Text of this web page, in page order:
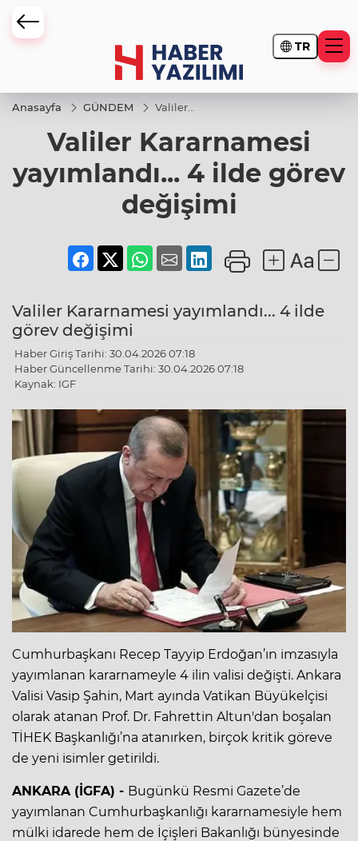
TR
Anasayfa GÜNDEM
Valiler
yayımlandı...
4 ilde görev
Valiler Kararnamesi
yayımlandı... 4 ilde görev
değişimi
Valiler Kararnamesi yayımlandı... 4 ilde
görev değişimi
Haber Giriş Tarihi: 30.04.2026 07:18
Haber Güncellenme Tarihi: 30.04.2026 07:18
Kaynak: IGF
Cumhurbaşkanı Recep Tayyip Erdoğan’ın imzasıyla
yayımlanan kararnameyle 4 ilin valisi değişti. Ankara
Valisi Vasip Şahin, Mart ayında Vatikan Büyükelçisi
olarak atanan Prof. Dr. Fahrettin Altun'dan boşalan
TİHEK Başkanlığı’na atanırken, birçok kritik göreve
de yeni isimler getirildi.
ANKARA (İGFA) - Bugünkü Resmi Gazete’de
yayımlanan Cumhurbaşkanlığı kararnamesiyle hem
mülki idarede hem de İçişleri Bakanlığı bünyesinde